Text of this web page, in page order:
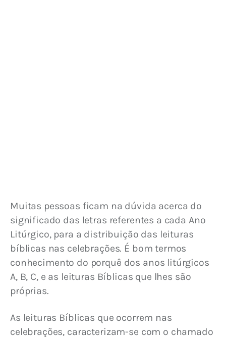
Muitas pessoas ficam na dúvida acerca do
significado das letras referentes a cada Ano
Litúrgico, para a distribuição das leituras
bíblicas nas celebrações. É bom termos
conhecimento do porquê dos anos litúrgicos
A, B, C, e as leituras Bíblicas que lhes são
próprias.
As leituras Bíblicas que ocorrem nas
celebrações, caracterizam-se com o chamado